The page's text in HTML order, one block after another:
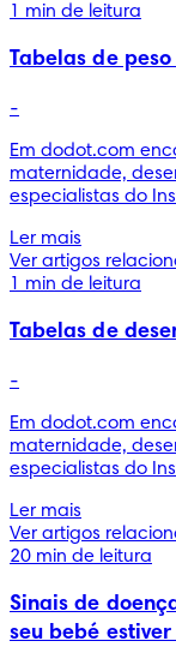
1 min de leitura
Tabelas de
-
Em dodot.com
maternidade,
especialistas do
Ler mais
Ver artigos
1 min de leitura
Tabelas de
-
Em dodot.com
maternidade,
especialistas do
Ler mais
Ver artigos
20 min de leitura
Sinais de
seu bebé estiver